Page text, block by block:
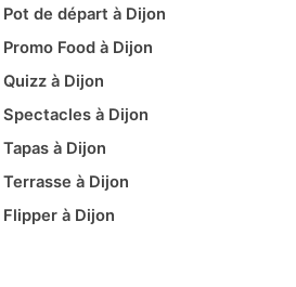
de départ à Dijon
Food à Dijon
à Dijon
à Dijon
à Dijon
à Dijon
à Dijon